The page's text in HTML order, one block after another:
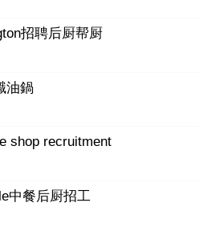
招聘后厨帮厨
油鍋
shop recruitment
中餐后厨招工